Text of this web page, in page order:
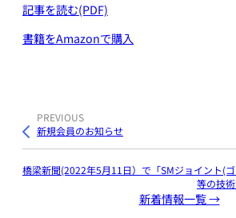
記事を読む(PDF)
書籍をAmazonで購入
PREVIOUS
新規会員のお知らせ
橋梁新聞(2022年5月11日）で「SMジョイント(ゴ
等の技
新着情報一覧 →